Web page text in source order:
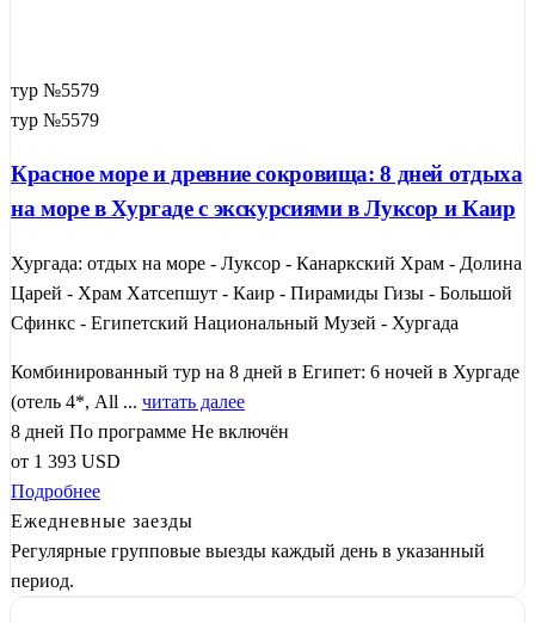
тур №5579
тур №5579
Красное море и древние сокровища: 8 дней отдыха
на море в Хургаде с экскурсиями в Луксор и Каир
Хургада: отдых на море - Луксор - Канаркский Храм - Долина
Царей - Храм Хатсепшут - Каир - Пирамиды Гизы - Большой
Сфинкс - Египетский Национальный Музей - Хургада
Комбинированный тур на 8 дней в Египет: 6 ночей в Хургаде
(отель 4*, All ... читать далее
8 дней По программе Не включён
от 1 393 USD
Подробнее
Ежедневные заезды
Регулярные групповые выезды каждый день в указанный
период.